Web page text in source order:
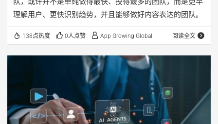
理解用户、更快识别趋势，并且能够做好内容表达的团队。
138点热度 0人点赞 App Growing Global 阅读全文